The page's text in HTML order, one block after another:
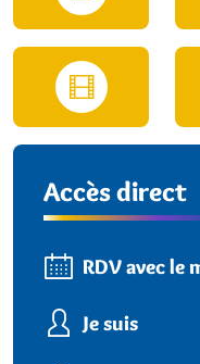
Accès direct
RDV avec le
Je suis